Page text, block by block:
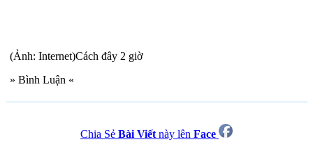
(Ảnh: Internet)Cách đây 2 giờ
» Bình Luận «
Chia Sẻ Bài Viết này lên Face